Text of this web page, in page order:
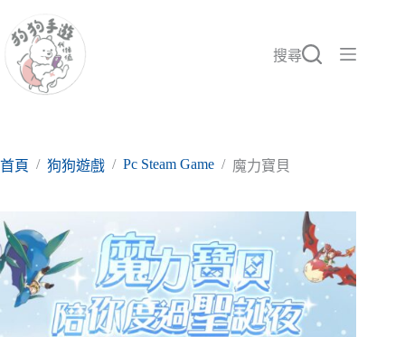
至
要
搜尋
首頁 / 狗狗遊戲 / Pc Steam Game / 魔力寶貝